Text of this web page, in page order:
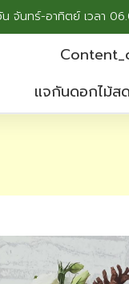
น จันทร์-อาทิตย์ เวลา
แจกันดอกไม้สด